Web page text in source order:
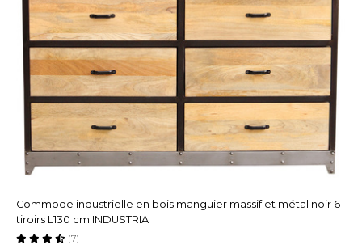
Commode industrielle en bois manguier massif et métal noir 6
tiroirs L130 cm INDUSTRIA
(7)